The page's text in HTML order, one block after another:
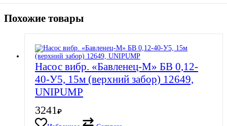
Похожие товары
Насос вибр. «Бавленец-М» БВ 0,12-
40-У5, 15м (верхний забор) 12649,
UNIPUMP
3241₽